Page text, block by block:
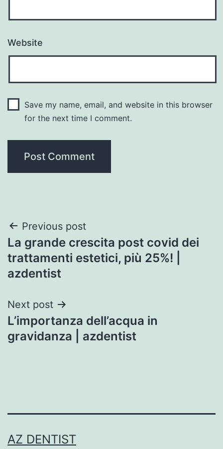
Website
Save my name, email, and website in this browser
for the next time I comment.
Post
navigation
Previous post
La grande crescita post covid dei
trattamenti estetici, più 25%! |
azdentist
Next post
L’importanza dell’acqua in
gravidanza | azdentist
AZ DENTIST